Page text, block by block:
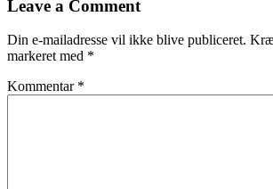
Leave a Comment
Din e-mailadresse vil ikke blive publiceret.
markeret med *
Kommentar *